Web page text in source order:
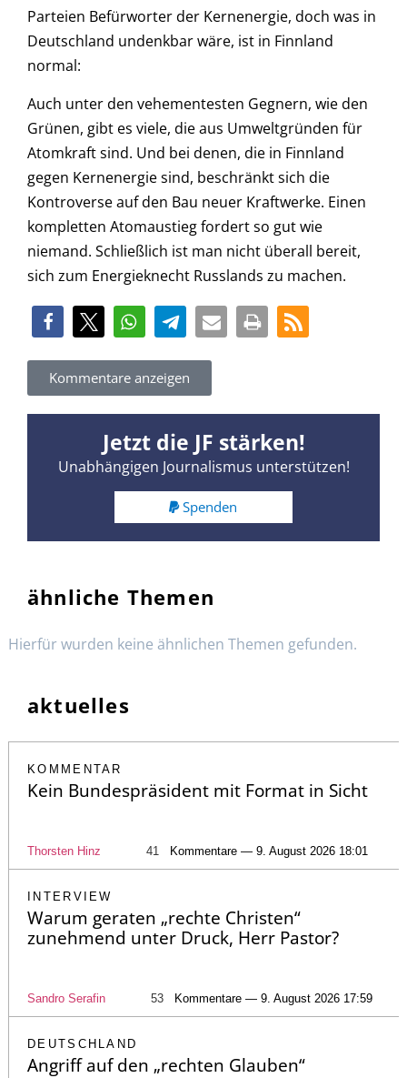
Parteien Befürworter der Kernenergie, doch was in
Deutschland undenkbar wäre, ist in Finnland
normal:
Auch unter den vehementesten Gegnern, wie den
Grünen, gibt es viele, die aus Umweltgründen für
Atomkraft sind. Und bei denen, die in Finnland
gegen Kernenergie sind, beschränkt sich die
Kontroverse auf den Bau neuer Kraftwerke. Einen
kompletten Atomaustieg fordert so gut wie
niemand. Schließlich ist man nicht überall bereit,
sich zum Energieknecht Russlands zu machen.
Kommentare anzeigen
Jetzt die JF stärken!
Unabhängigen Journalismus unterstützen!
Spenden
ähnliche Themen
Hierfür wurden keine ähnlichen Themen gefunden.
aktuelles
KOMMENTAR
Kein Bundespräsident mit Format in Sicht
Thorsten Hinz 41 Kommentare — 9. August 2026 18:01
INTERVIEW
Warum geraten „rechte Christen“
zunehmend unter Druck, Herr Pastor?
Sandro Serafin 53 Kommentare — 9. August 2026 17:59
DEUTSCHLAND
Angriff auf den „rechten Glauben“